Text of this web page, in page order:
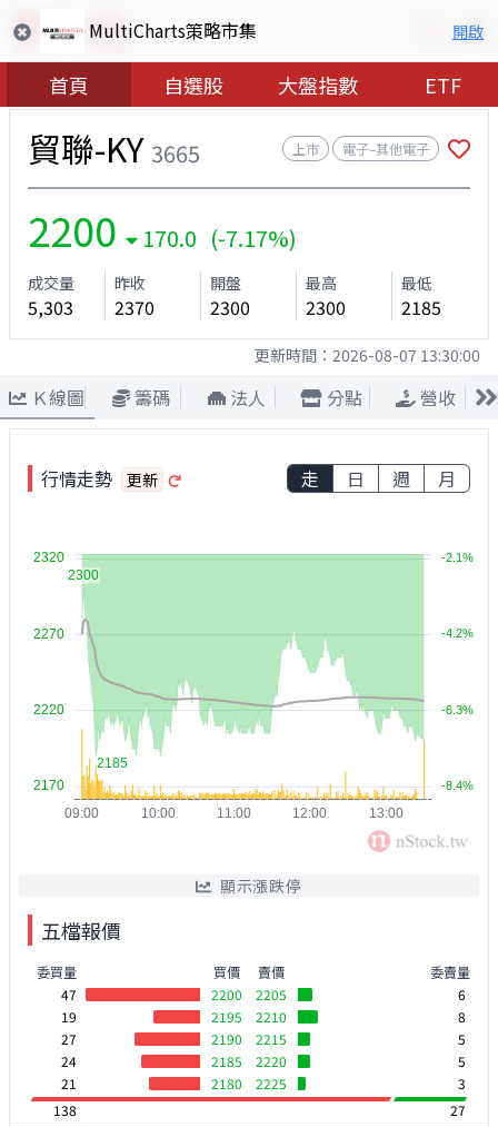
MultiCharts策略市集 開啟
首頁 自選股 大盤指數 ETF
貿聯-KY 3665 上市 電子–其他電子
2200 170.0 (-7.17%)
成交量
5,303
昨收
2370
開盤
2300
最高
2300
最低
2185
更新時間： 2026-08-07 13:30:00
Ｋ線圖 籌碼 法人 分點 營收
行情走勢 更新 走 日 週 月
顯示漲跌停
五檔報價
委買量
買價
47
2200
19
2195
27
2190
24
2185
21
2180
賣價
委賣量
2205
6
2210
8
2215
5
2220
5
2225
3
138
27